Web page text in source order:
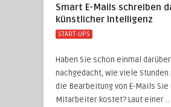
Smart E-Mails schreiben
künstlicher Intelligenz
START-UPS
Haben Sie schon einmal darüber
nachgedacht, wie viele Stunden
die Bearbeitung von E-Mails Sie
Mitarbeiter kostet? Laut einer ..